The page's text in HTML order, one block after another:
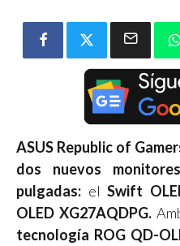
ASUS Republic of
dos nuevos
pulgadas: elSwift
OLED XG27AQDPG.
tecnología ROG QD-